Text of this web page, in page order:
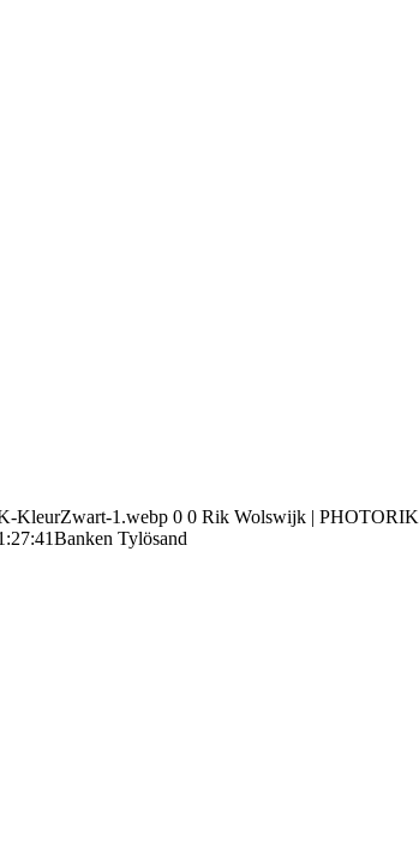
KleurZwart-1.webp 0 0 Rik Wolswijk | PHOTORIK
Banken Tylösand